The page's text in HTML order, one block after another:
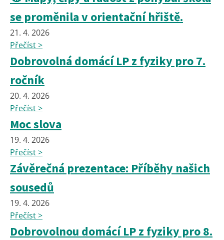
se proměnila v orientační hřiště.
21. 4. 2026
Přečíst >
Dobrovolná domácí LP z fyziky pro 7.
ročník
20. 4. 2026
Přečíst >
Moc slova
19. 4. 2026
Přečíst >
Závěrečná prezentace: Příběhy našich
sousedů
19. 4. 2026
Přečíst >
Dobrovolnou domácí LP z fyziky pro 8.